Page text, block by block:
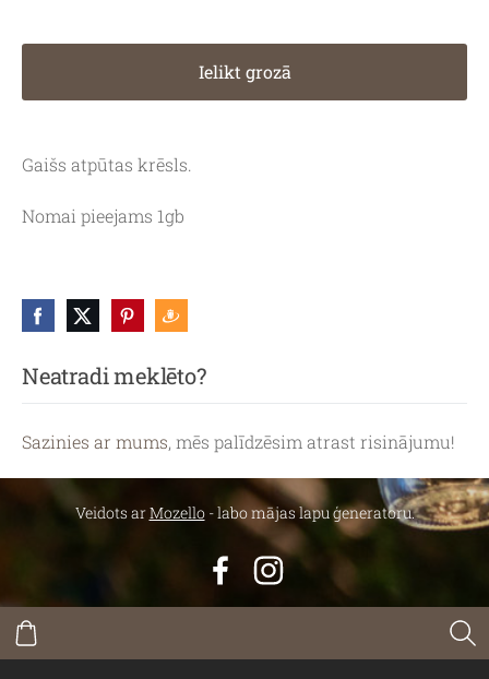
Neatradi meklēto?
Sazinies ar mums, mēs palīdzēsim atrast risinājumu!
Ielikt grozā
Gaišs atpūtas krēsls.
Nomai pieejams 1gb
Veidots arMozello- labo mājas lapu ģeneratoru.